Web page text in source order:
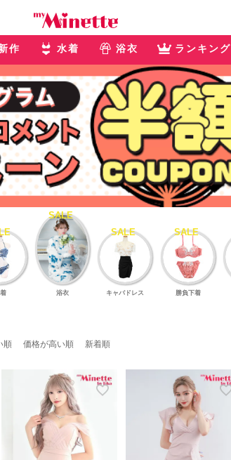
作 水着 浴衣 ランキング
浴衣 キャバドレス 勝負下着
順 価格が高い順 新着順